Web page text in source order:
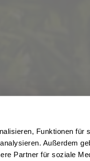
Funktionen für
Außerdem
Partner für soziale